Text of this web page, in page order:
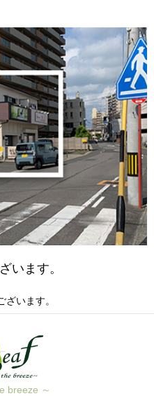
います。
います。
breeze ～